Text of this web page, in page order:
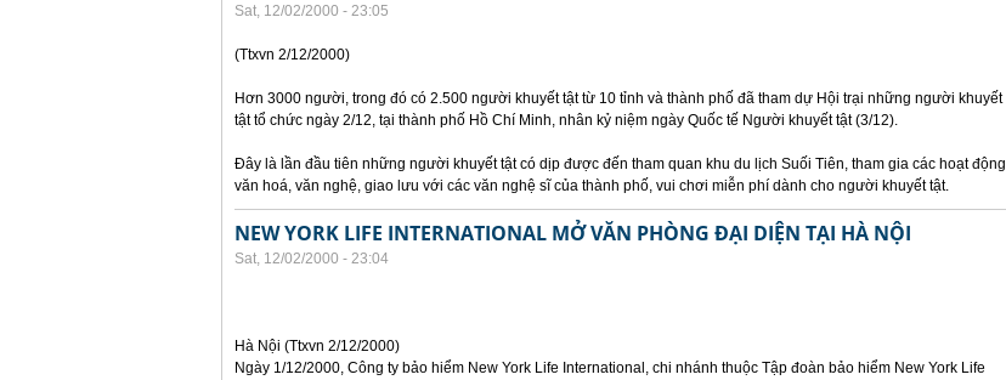
Sat, 12/02/2000 - 23:05
(Ttxvn 2/12/2000)
Hơn 3000 người, trong đó có 2.500 người khuyết tật từ 10 tỉnh và thành phố đã tham dự Hội trại những người khuyết
tật tổ chức ngày 2/12, tại thành phố Hồ Chí Minh, nhân kỷ niệm ngày Quốc tế Người khuyết tật (3/12).
Đây là lần đầu tiên những người khuyết tật có dịp được đến tham quan khu du lịch Suối Tiên, tham gia các hoạt động
văn hoá, văn nghệ, giao lưu với các văn nghệ sĩ của thành phố, vui chơi miễn phí dành cho người khuyết tật.
NEW YORK LIFE INTERNATIONAL MỞ VĂN PHÒNG ĐẠI DIỆN TẠI HÀ NỘI
Sat, 12/02/2000 - 23:04
Hà Nội (Ttxvn 2/12/2000)
Ngày 1/12/2000, Công ty bảo hiểm New York Life International, chi nhánh thuộc Tập đoàn bảo hiểm New York Life